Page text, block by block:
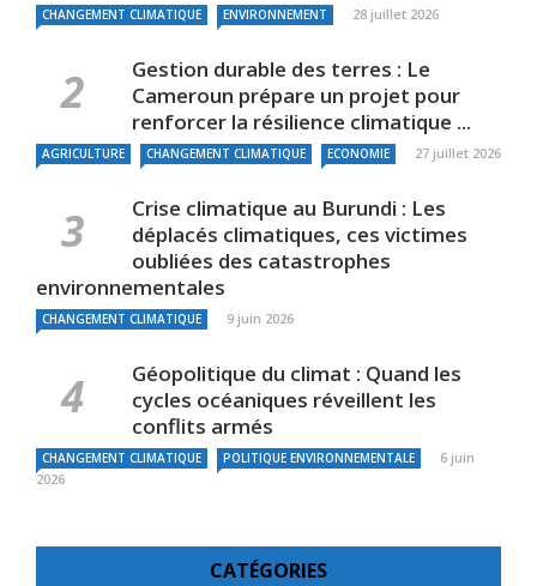
CHANGEMENT CLIMATIQUE ENVIRONNEMENT 28 juillet 2026
Gestion durable des terres : Le
Cameroun prépare un projet pour
renforcer la résilience climatique ...
AGRICULTURE CHANGEMENT CLIMATIQUE ECONOMIE 27 juillet 2026
Crise climatique au Burundi : Les
déplacés climatiques, ces victimes
oubliées des catastrophes
environnementales
CHANGEMENT CLIMATIQUE 9 juin 2026
Géopolitique du climat : Quand les
cycles océaniques réveillent les
conflits armés
CHANGEMENT CLIMATIQUE POLITIQUE ENVIRONNEMENTALE
6 juin
2026
CATÉGORIES